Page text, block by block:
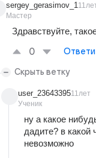
sergey_gerasimov_1
Мастер
Здравствуйте,
0
Скрыть ветку
user_23643395
Ученик
11лет
ну а какое
дадите? в какой
невозможно